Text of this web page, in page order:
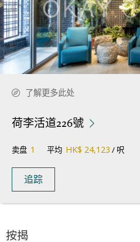
按揭
了解更多此处
荷李活道226號
卖盘 1 平均 HK$ 24,123 / 呎
追踪